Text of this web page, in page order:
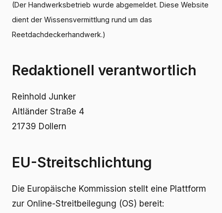
(Der Handwerksbetrieb wurde abgemeldet. Diese Website
dient der Wissensvermittlung rund um das
Reetdachdeckerhandwerk.)
Redaktionell verantwortlich
Reinhold Junker
Altländer Straße 4
21739 Dollern
EU-Streitschlichtung
Die Europäische Kommission stellt eine Plattform
zur Online-Streitbeilegung (OS) bereit: